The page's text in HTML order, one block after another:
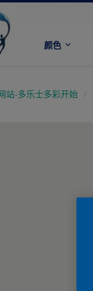
颜色
站-多乐士多彩开始